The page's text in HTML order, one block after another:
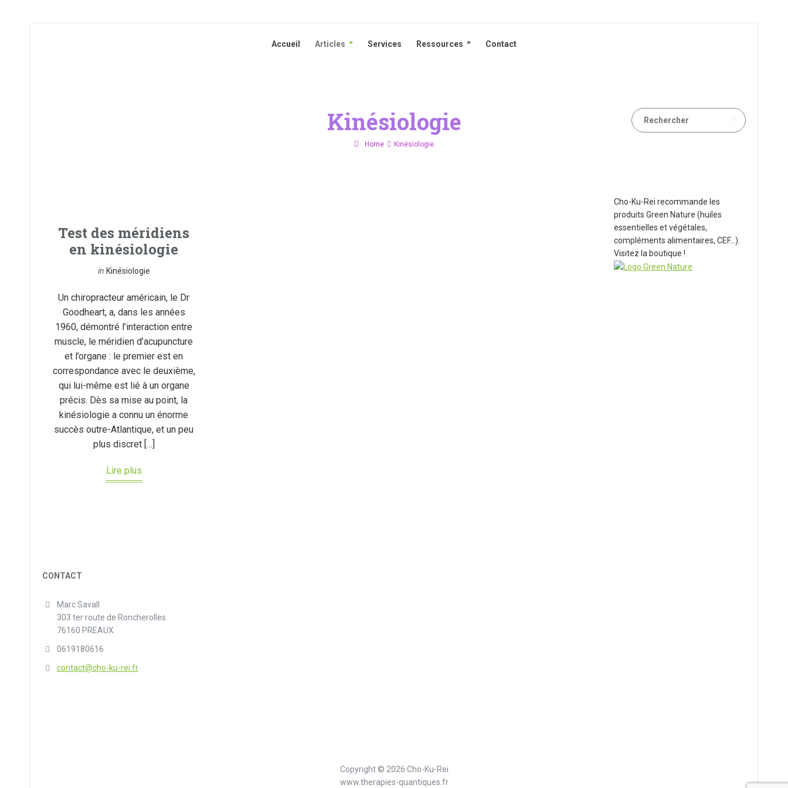
Accueil Articles Services Ressources Contact
Kinésiologie
Home Kinésiologie
Test des méridiens
en kinésiologie
in Kinésiologie
Un chiropracteur américain, le Dr
Goodheart, a, dans les années
1960, démontré l’interaction entre
muscle, le méridien d’acupuncture
et l’organe : le premier est en
correspondance avec le deuxième,
qui lui-même est lié à un organe
précis. Dès sa mise au point, la
kinésiologie a connu un énorme
succès outre-Atlantique, et un peu
plus discret […]
Lire plus
Cho-Ku-Rei recommande les
produits Green Nature (huiles
essentielles et végétales,
compléments alimentaires, CEF...).
Visitez la boutique !
CONTACT
Marc Savall
303 ter route de Roncherolles
76160 PREAUX
0619180616
contact@cho-ku-rei.fr
Copyright © 2026 Cho-Ku-Rei
www.therapies-quantiques.fr